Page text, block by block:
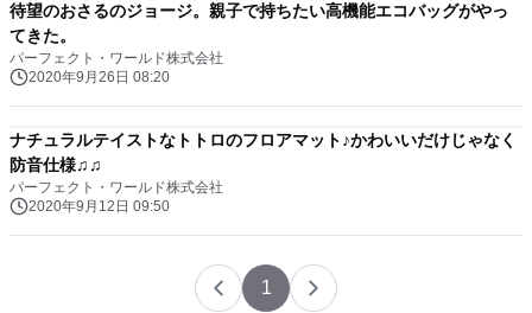
待望のおさるのジョージ。親子で持ちたい高機能エコバッグがやっ
てきた。
パーフェクト・ワールド株式会社
2020年9月26日 08:20
ナチュラルテイストなトトロのフロアマット♪かわいいだけじゃなく
防音仕様♫♫
パーフェクト・ワールド株式会社
2020年9月12日 09:50
1